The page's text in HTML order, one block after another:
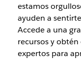
estamos
ayuden a
Accede a una
recursos y
expertos para